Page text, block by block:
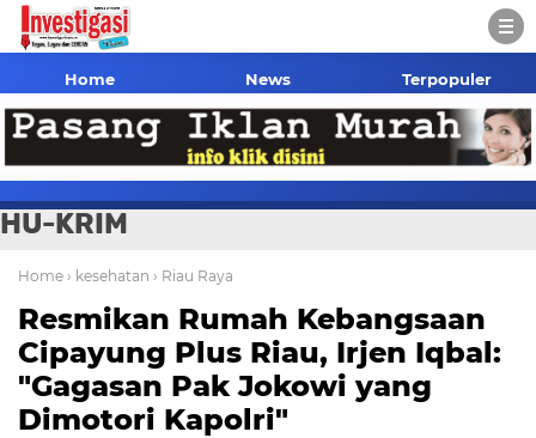
Home News Terpopuler
HU-KRIM
Home › kesehatan › Riau Raya
Resmikan Rumah Kebangsaan
Cipayung Plus Riau, Irjen Iqbal:
"Gagasan Pak Jokowi yang
Dimotori Kapolri"